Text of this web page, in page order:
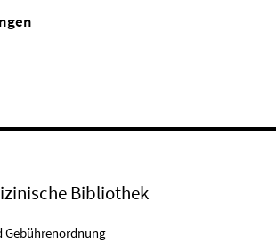
Bibliothek
Gebührenordnung